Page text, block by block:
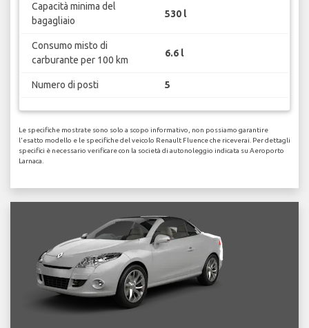
Capacità minima del
bagagliaio
530 l
Consumo misto di
carburante per 100 km
6.6 l
Numero di posti 5
Le specifiche mostrate sono solo a scopo informativo, non possiamo garantire
l'esatto modello e le specifiche del veicolo Renault Fluence che riceverai. Per dettagli
specifici è necessario verificare con la società di autonoleggio indicata su Aeroporto
Larnaca.